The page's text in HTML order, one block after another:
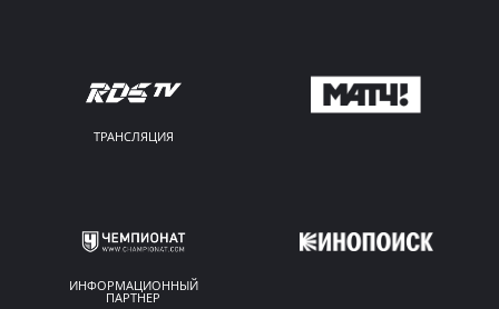
ТРАНСЛЯЦИЯ
ИНФОРМАЦИОННЫЙ
ПАРТНЕР